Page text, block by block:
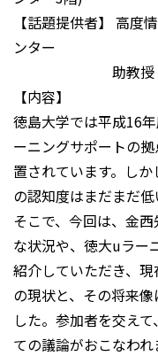
【話題提供者】 高度
ンター
助教授 金西
【内容】
徳島大学では平成16
ーニングサポートの
置されています。し
の認知度はまだまだ低
そこで、今回は、金
な状況や、徳大uラー
紹介していただき、
の現状と、その将来
した。参加者を交え
ての議論がおこなわれ